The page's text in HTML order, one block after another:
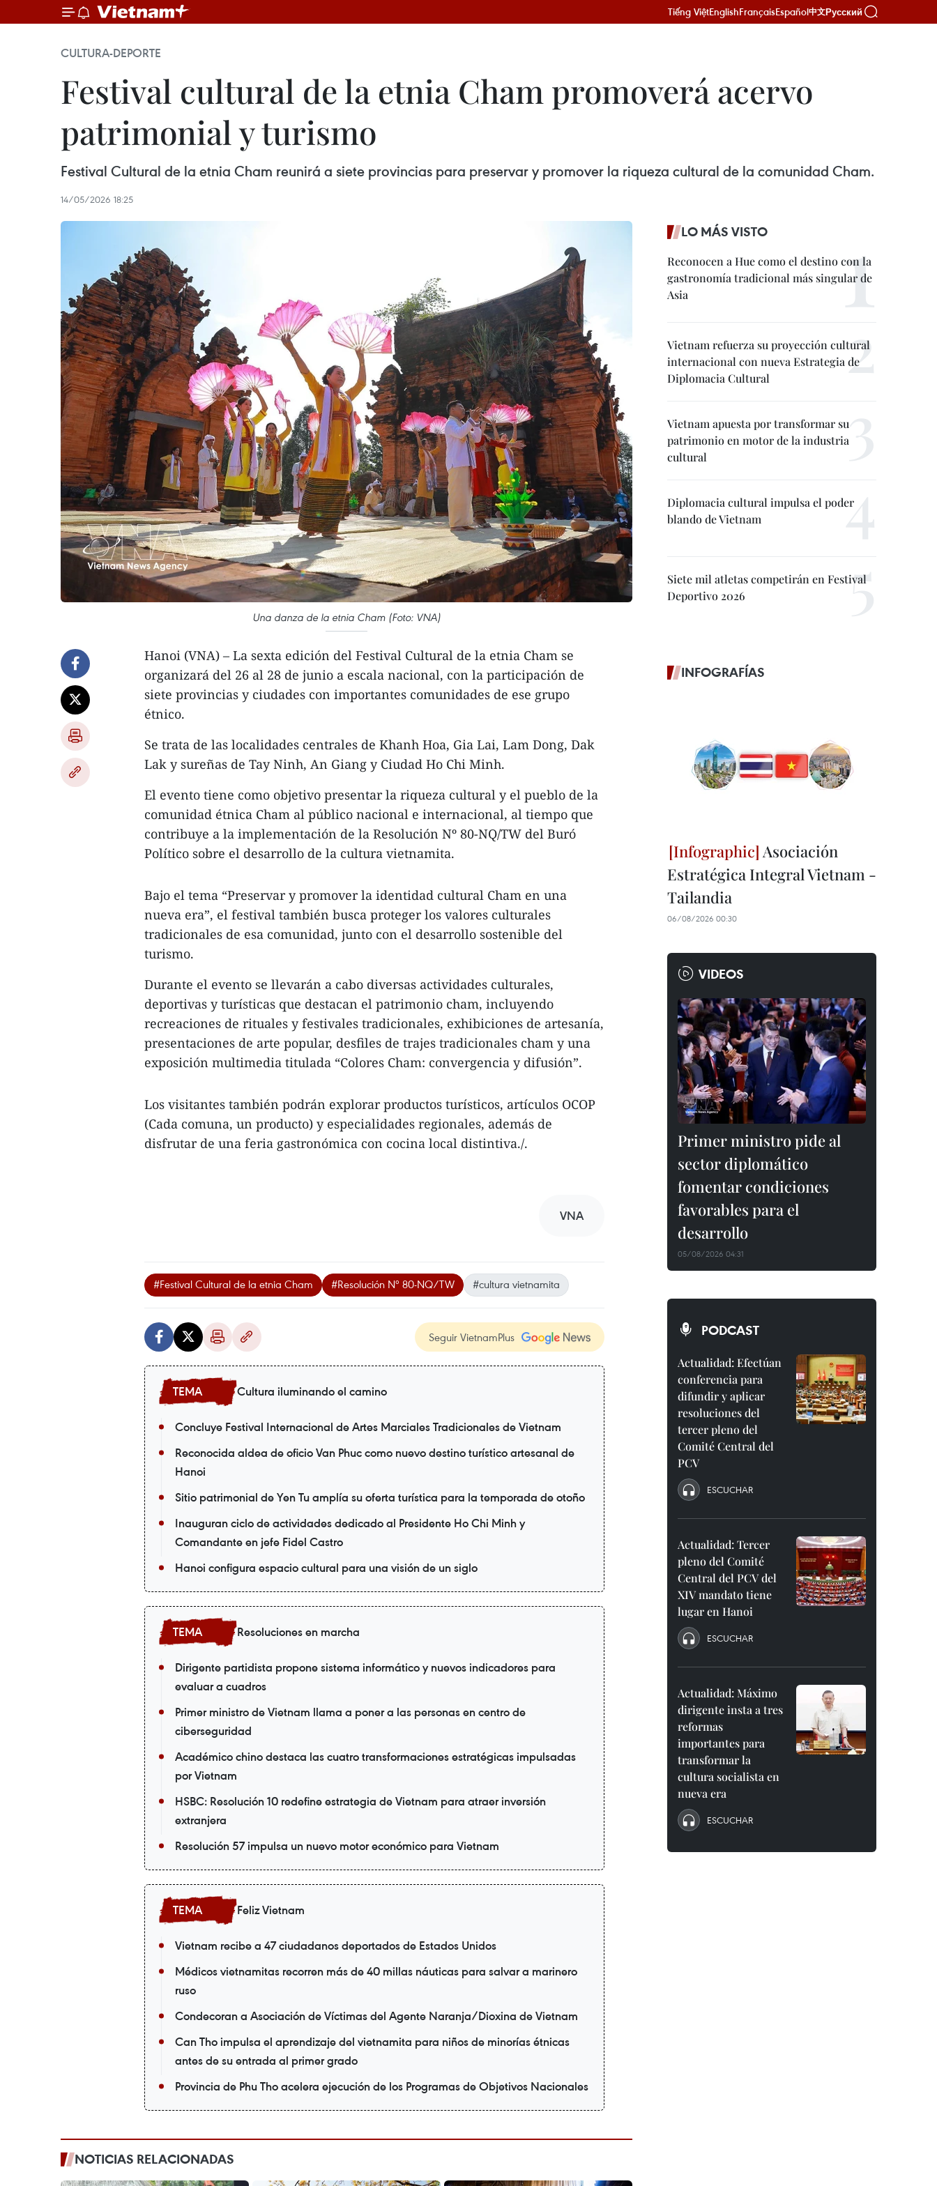
Tiếng ViệtEnglishFrançaisEspañol中文Русский
CULTURA-DEPORTE
Festival cultural de la etnia Cham promoverá acervo
patrimonial y turismo
Festival Cultural de la etnia Cham reunirá a siete provincias para preservar y promover la riqueza cultural de la comunidad Cham.
14/05/2026 18:25
Una danza de la etnia Cham (Foto: VNA)
Hanoi (VNA) – La sexta edición del Festival Cultural de la etnia Cham se
organizará del 26 al 28 de junio a escala nacional, con la participación de
siete provincias y ciudades con importantes comunidades de ese grupo
étnico.
​Se trata de las localidades centrales de Khanh Hoa, Gia Lai, Lam Dong, Dak
Lak y sureñas de Tay Ninh, An Giang y Ciudad Ho Chi Minh.
El evento tiene como objetivo presentar la riqueza cultural y el pueblo de la
comunidad étnica Cham al público nacional e internacional, al tiempo que
contribuye a la implementación de la Resolución Nº 80-NQ/TW del Buró
Político sobre el desarrollo de la cultura vietnamita.
Bajo el tema “Preservar y promover la identidad cultural Cham en una
nueva era”, el festival también busca proteger los valores culturales
tradicionales de esa comunidad, junto con el desarrollo sostenible del
turismo.
Durante el evento se llevarán a cabo diversas actividades culturales,
deportivas y turísticas que destacan el patrimonio cham, incluyendo
recreaciones de rituales y festivales tradicionales, exhibiciones de artesanía,
presentaciones de arte popular, desfiles de trajes tradicionales cham y una
exposición multimedia titulada “Colores Cham: convergencia y difusión”.
Los visitantes también podrán explorar productos turísticos, artículos OCOP
(Cada comuna, un producto) y especialidades regionales, además de
disfrutar de una feria gastronómica con cocina local distintiva./.
VNA
#Festival Cultural de la etnia Cham #Resolución Nº 80-NQ/TW #cultura vietnamita
Seguir VietnamPlus
Cultura iluminando el camino
Concluye Festival Internacional de Artes Marciales Tradicionales de Vietnam
Reconocida aldea de oficio Van Phuc como nuevo destino turístico artesanal de
Hanoi
Sitio patrimonial de Yen Tu amplía su oferta turística para la temporada de otoño
Inauguran ciclo de actividades dedicado al Presidente Ho Chi Minh y
Comandante en jefe Fidel Castro
Hanoi configura espacio cultural para una visión de un siglo
Resoluciones en marcha
Dirigente partidista propone sistema informático y nuevos indicadores para
evaluar a cuadros
Primer ministro de Vietnam llama a poner a las personas en centro de
ciberseguridad
Académico chino destaca las cuatro transformaciones estratégicas impulsadas
por Vietnam
HSBC: Resolución 10 redefine estrategia de Vietnam para atraer inversión
extranjera
Resolución 57 impulsa un nuevo motor económico para Vietnam
Feliz Vietnam
Vietnam recibe a 47 ciudadanos deportados de Estados Unidos
Médicos vietnamitas recorren más de 40 millas náuticas para salvar a marinero
ruso
Condecoran a Asociación de Víctimas del Agente Naranja/Dioxina de Vietnam
Can Tho impulsa el aprendizaje del vietnamita para niños de minorías étnicas
antes de su entrada al primer grado
Provincia de Phu Tho acelera ejecución de los Programas de Objetivos Nacionales
NOTICIAS RELACIONADAS
LO MÁS VISTO
Reconocen a Hue como el destino con la
gastronomía tradicional más singular de
Asia
Vietnam refuerza su proyección cultural
internacional con nueva Estrategia de
Diplomacia Cultural
Vietnam apuesta por transformar su
patrimonio en motor de la industria
cultural
Diplomacia cultural impulsa el poder
blando de Vietnam
Siete mil atletas competirán en Festival
Deportivo 2026
INFOGRAFÍAS
Asociación
Estratégica Integral Vietnam -
Tailandia
06/08/2026 00:30
VIDEOS
Primer ministro pide al
sector diplomático
fomentar condiciones
favorables para el
desarrollo
05/08/2026 04:31
PODCAST
Actualidad: Efectúan
conferencia para
difundir y aplicar
resoluciones del
tercer pleno del
Comité Central del
PCV
ESCUCHAR
Actualidad: Tercer
pleno del Comité
Central del PCV del
XIV mandato tiene
lugar en Hanoi
ESCUCHAR
Actualidad: Máximo
dirigente insta a tres
reformas
importantes para
transformar la
cultura socialista en
nueva era
ESCUCHAR